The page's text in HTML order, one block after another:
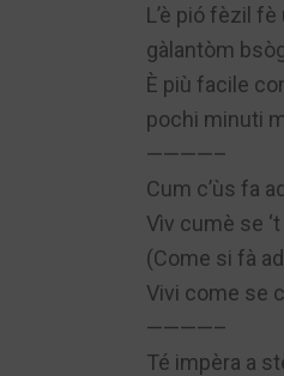
L’è pió fèzil
gàlantòm
È più facile
pochi minuti
————–
Cum c’ùs fa
Vìv cumè se
(Come si fà
Vivi come se
————–
Té impèra a